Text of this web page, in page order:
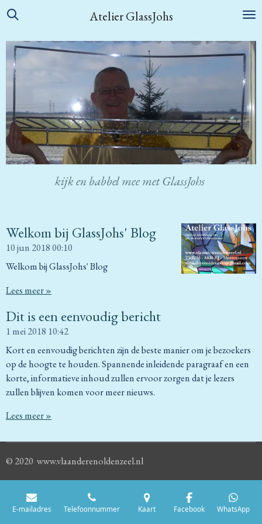
Ga
naar
de
hoofdinhoud
Atelier GlassJohs
kijk en babbel mee met GlassJohs
Welkom bij GlassJohs' Blog
10 jun 201800:10
Welkom bij GlassJohs' Blog
Lees meer »
Dit is een eenvoudig bericht
1 mei 2018 10:42
Kort en eenvoudig berichten zijn de beste manier om je bezoekers
op de hoogte te houden. Spannende inleidende paragraaf en een
korte, informatieve inhoud zullen ervoor zorgen dat je lezers
zullen blijven komen voor meer nieuws.
Lees meer »
© 2020 www.vlaanderenoldenzeel.nl
E-mailadres Telefoonnummer Kaart Facebook WhatsApp